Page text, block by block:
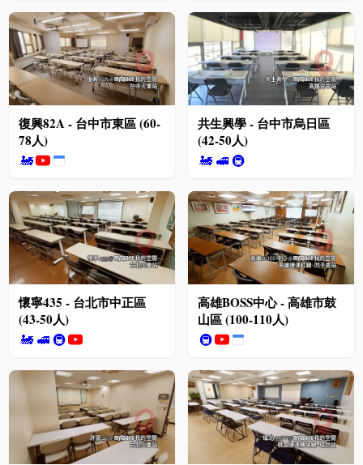
復興82A - 台中市東區 (60-
78人)
🚂
共生興學 - 台中市烏日區
(42-50人)
🚂 🚅🚇
懷寧435 - 台北市中正區
(43-50人)
🚂 🚅 🚇
高雄BOSS中心 - 高雄市鼓
山區 (100-110人)
🚇